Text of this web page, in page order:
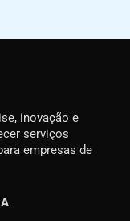
inovação e
serviços
empresas de